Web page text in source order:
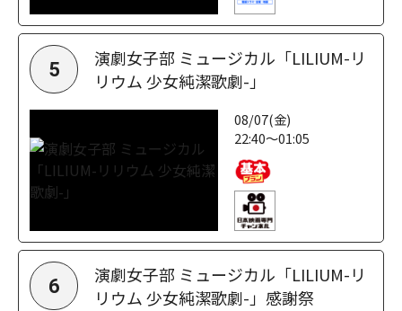
5
演劇女子部 ミュージカル「LILIUM-リ
リウム 少女純潔歌劇-」
08/07(金)
22:40～01:05
6
演劇女子部 ミュージカル「LILIUM-リ
リウム 少女純潔歌劇-」感謝祭